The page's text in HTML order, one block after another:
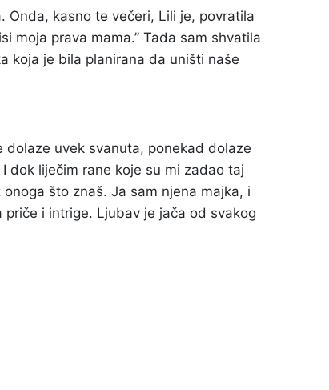
Onda, kasno te večeri, Lili je, povratila
moja prava mama.” Tada sam shvatila
koja je bila planirana da uništi naše
dolaze uvek svanuta, ponekad dolaze
dok liječim rane koje su mi zadao taj
što znaš. Ja sam njena majka, i
i intrige. Ljubav je jača od svakog